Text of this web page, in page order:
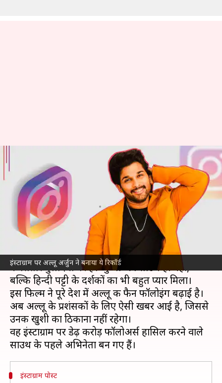
इंस्टाग्राम पर अल्लू अर्जुन ने बनाया ये रिकॉर्ड
इंस्टाग्राम पर डेढ़ करोड़ फॉलोअर्स वाले
पहले साउथ अभिनेता बने अल्लू
अर्जुन
चंद्रशेखर कुमार Jan 14, 2022 11:18 pm
क्या है खबर?
फिल्म'पुष्पा: द राइज'की सफलता के बादअल्लू अर्जुन
के सितारे बुलंदियों पर हैं। 'पुष्पा' को साउथ ही नहीं,
बल्कि हिन्दी पट्टी के दर्शकों का भी बहुत प्यार मिला।
इस फिल्म ने पूरे देश में अल्लू की फैन फॉलोइंग बढ़ाई है।
अब अल्लू के प्रशंसकों के लिए ऐसी खबर आई है, जिससे
उनकी खुशी का ठिकाना नहीं रहेगा।
वह इंस्टाग्राम पर डेढ़ करोड़ फॉलोअर्स हासिल करने वाले
इंस्टाग्राम पोस्ट